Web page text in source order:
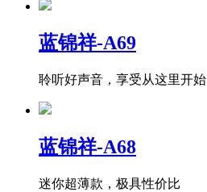
蓝锦祥-A69
聆听好声音，享受从这里开始
蓝锦祥-A68
迷你超薄款，极具性价比